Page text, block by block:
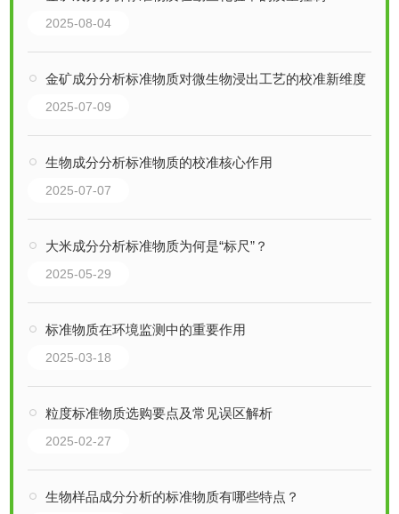
2025-08-04
金矿成分分析标准物质对微生物浸出工艺的校准新维度
2025-07-09
生物成分分析标准物质的校准核心作用
2025-07-07
大米成分分析标准物质为何是“标尺”？
2025-05-29
标准物质在环境监测中的重要作用
2025-03-18
粒度标准物质选购要点及常见误区解析
2025-02-27
生物样品成分分析的标准物质有哪些特点？